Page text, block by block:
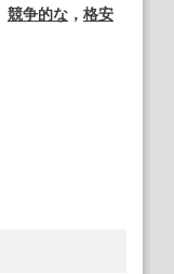
競争的な ， 格安